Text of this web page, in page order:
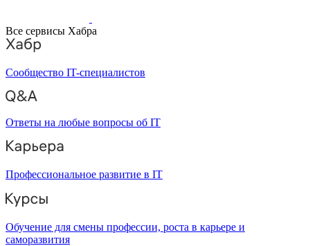
Все сервисы Хабра
Сообщество IT-специалистов
Ответы на любые вопросы об IT
Профессиональное развитие в IT
Обучение для смены профессии, роста в карьере и
саморазвития